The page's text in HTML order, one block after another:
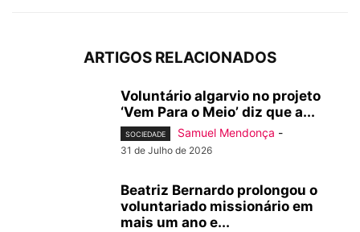
ARTIGOS RELACIONADOS
Voluntário algarvio no projeto
‘Vem Para o Meio’ diz que a...
SOCIEDADE Samuel Mendonça -
31 de Julho de 2026
Beatriz Bernardo prolongou o
voluntariado missionário em
mais um ano e...